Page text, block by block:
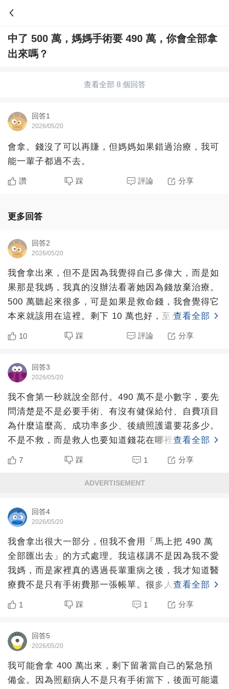
中了 500 萬，媽媽手術要 490 萬，你會全部拿
出來嗎？
查看全部 8 個回答
回答1
2026/05/20
會拿。錢沒了可以再賺，但媽媽如果錯過治療，我可
能一輩子都過不去。
讚 踩 評論 分享
更多回答
回答2
2026/05/20
我會拿出來，但不是因為我覺得自己多偉大，而是如
果那是我媽，我真的沒辦法看著她因為錢放棄治療。
500 萬聽起來很多，可是如果是救命錢，我會覺得它
本來就該用在這裡。剩下 10 萬也好，至少我不會一
輩子後悔
查看全部
10 踩 評論 分享
回答3
2026/05/20
我不會第一秒就說全部付。490 萬不是小數字，要先
問清楚是不是必要手術、有沒有健保給付、自費項目
為什麼這麼高、成功率多少、後續照護還要花多少。
不是不救，而是救人也要知道錢花在哪裡。不然 490
萬付下
查看全部
7 踩 1 分享
ADVERTISEMENT
回答4
2026/05/20
我會拿出很大一部分，但我不會用「馬上把 490 萬
全部匯出去」的方式處理。我這樣講不是因為我不愛
我媽，而是家裡真的遇過長輩重病之後，我才知道醫
療費不是只有手術費那一張帳單。很多人想像這種題
目時，會把它
查看全部
1 踩 1 分享
回答5
2026/05/20
我可能會拿 400 萬出來，剩下留著當自己的緊急預
備金。因為照顧病人不是只有手術當下，後面可能還
問答